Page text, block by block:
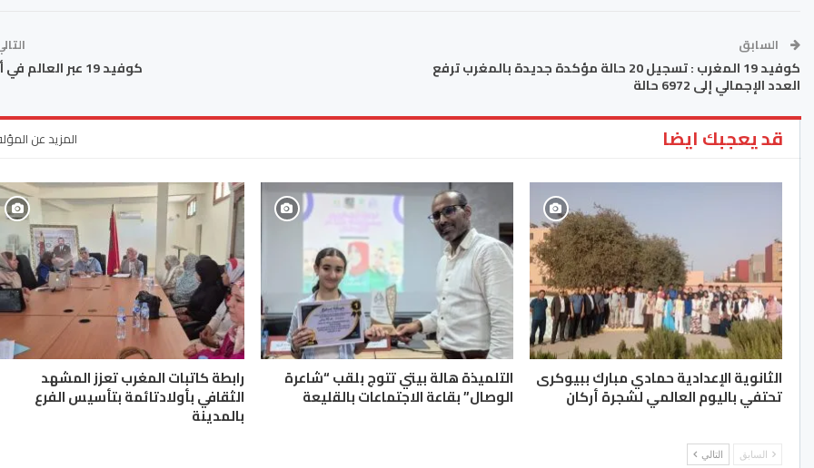
السابق
كوفيد 19 المغرب : تسجيل 20 حالة مؤكدة جديدة بالمغرب ترفع
العدد الإجمالي إلى 6972 حالة
كوفيد 19 عبر العالم في أرقام
قد يعجبك ايضا المزيد عن
الثانوية الإعدادية حمادي مبارك ببيوكرى
تحتفي باليوم العالمي لشجرة أركان
التلميذة هالة بيتي تتوج بلقب “شاعرة
الوصال” بقاعة الاجتماعات بالقليعة
رابطة كاتبات المغرب تعزز المشهد
الثقافي بأولادتائمة بتأسيس الفرع
بالمدينة
السابق التالي